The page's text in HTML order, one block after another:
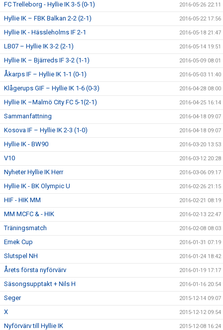
FC Trelleborg - Hyllie IK 3-5 (0-1) 2016-05-26 22:11
Hyllie IK – FBK Balkan 2-2 (2-1) 2016-05-22 17:56
Hyllie IK - Hässleholms IF 2-1 2016-05-18 21:47
LB07 – Hyllie IK 3-2 (2-1) 2016-05-14 19:51
Hyllie IK – Bjärreds IF 3-2 (1-1) 2016-05-09 08:01
Åkarps IF – Hyllie IK 1-1 (0-1) 2016-05-03 11:40
Klågerups GIF – Hyllie IK 1-6 (0-3) 2016-04-28 08:00
Hyllie IK –Malmö City FC 5-1(2-1) 2016-04-25 16:14
Sammanfattning 2016-04-18 09:07
Kosova IF – Hyllie IK 2-3 (1-0) 2016-04-18 09:07
Hyllie IK - BW90 2016-03-20 13:53
V10 2016-03-12 20:28
Nyheter Hyllie IK Herr 2016-03-06 09:17
Hyllie IK - BK Olympic U 2016-02-26 21:15
HIF - HIK MM 2016-02-21 08:19
MM MCFC & - HIK 2016-02-13 22:47
Träningsmatch 2016-02-08 08:03
Emek Cup 2016-01-31 07:19
Slutspel NH 2016-01-24 18:42
Årets första nyförvärv 2016-01-19 17:17
Säsongsupptakt + Nils H 2016-01-16 20:54
Seger 2015-12-14 09:07
X 2015-12-12 09:54
Nyförvärv till Hyllie IK 2015-12-08 16:24